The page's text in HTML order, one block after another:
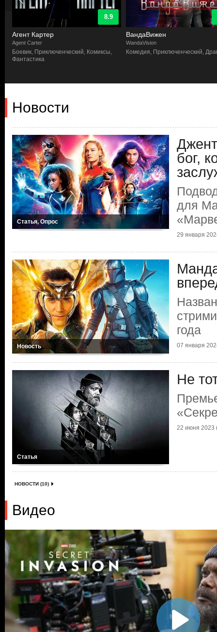
8.9
Агент Картер
Agent Carter
Боевик, Приключенческий, Комиксы,
Фантастика
ВандаВижен
WandaVision
Комедия, Приключенческий,
Новости
Статья, Опрос
бог,
для
29 января
Новость
года
07 января
Статья
Не
22 июня 2023
НОВОСТИ (10)
Видео